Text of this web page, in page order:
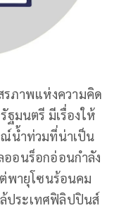
รภาพแห่งความคิด
ฐมนตรี มีเรื่องให้
ณ์น้ำท่วมที่น่าเป็น
อนร็อกอ่อนกำลัง
ต่พายุโซนร้อนคม
ประเทศฟิลิปปินส์